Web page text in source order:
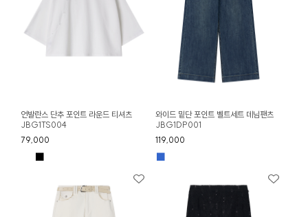
언발란스 단추 포인트 라운드 티셔츠
JBG1TS004
79,000
■
와이드 밑단 포인트 벨트세트 데님팬츠
JBG1DP001
119,000
■